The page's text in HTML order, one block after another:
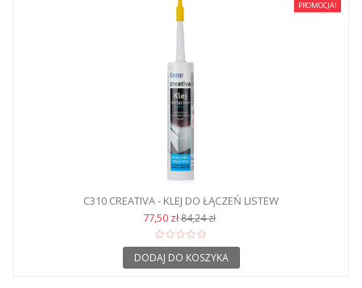
PROMOCJA!
C310 CREATIVA - KLEJ DO ŁĄCZEŃ LISTEW
77,50 zł84,24 zł
DODAJ DO KOSZYKA